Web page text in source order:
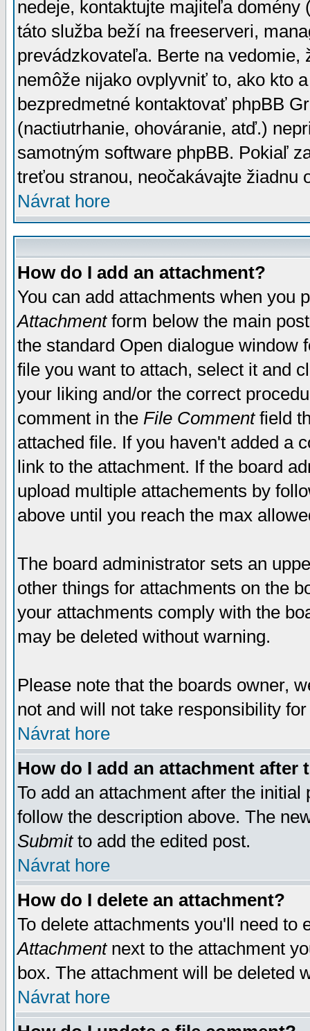
nedeje, kontaktujte majiteľa
táto služba beží na freeserveri,
prevádzkovateľa. Berte na vedomie,
nemôže nijako ovplyvniť to, ako kto
bezpredmetné kontaktovať phpBB
(nactiutrhanie, ohováranie, atď.)
samotným software phpBB. Pokiaľ
treťou stranou, neočakávajte žiadnu
Návrat hore
How do I add an attachment?
You can add attachments when you
Attachmentform below the main
the standard Open dialogue window
file you want to attach, select it and
your liking and/or the correct
comment in the File Commentfield
attached file. If you haven't added a
link to the attachment. If the board
upload multiple attachements by
above until you reach the max
The board administrator sets an
other things for attachments on the
your attachments comply with the
may be deleted without warning.
Please note that the boards owner,
not and will not take responsibility
Návrat hore
How do I add an attachment after
To add an attachment after the
follow the description above. The
Submitto add the edited post.
Návrat hore
How do I delete an attachment?
To delete attachments you'll need
Attachmentnext to the attachment
box. The attachment will be deleted
Návrat hore